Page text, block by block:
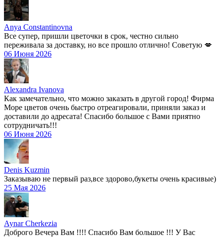
Anya Constantinovna
Все супер, пришли цветочки в срок, честно сильно
переживала за доставку, но все прошло отлично! Советую 💋
06 Июня 2026
Alexandra Ivanova
Как замечательно, что можно заказать в другой город! Фирма
Море цветов очень быстро отреагировали, приняли заказ и
доставили до адресата! Спасибо большое с Вами приятно
сотрудничать!!!
06 Июня 2026
Denis Kuzmin
Заказываю не первый раз,все здорово,букеты очень красивые)
25 Мая 2026
Aynar Cherkezia
Доброго Вечера Вам !!!! Спасибо Вам большое !!! У Вас